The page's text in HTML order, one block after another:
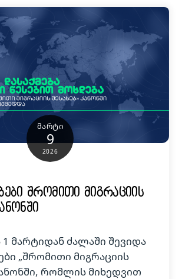
ᲛᲐᲠᲢᲘ
9
2026
შრომითი მიგრაციის
მარტიდან ძალაში შევიდა
„შრომითი მიგრაციის
რომლის მიხედვით